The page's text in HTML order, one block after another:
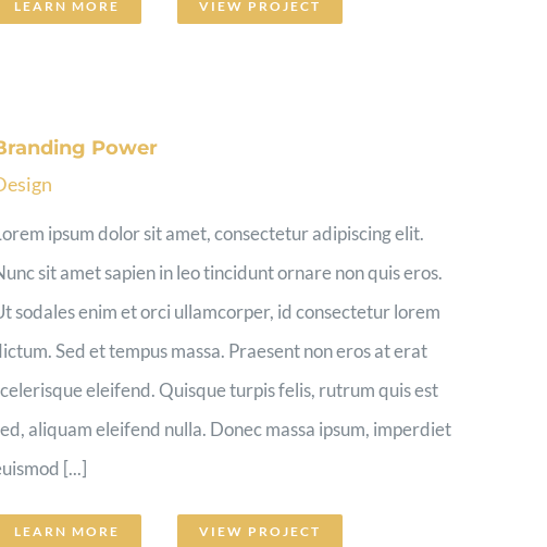
LEARN MORE VIEW PROJECT
Power
ipsum dolor sit amet, consectetur adipiscing elit.
sit amet sapien in leo tincidunt ornare non quis eros.
sodales enim et orci ullamcorper, id consectetur lorem
Sed et tempus massa. Praesent non eros at erat
eleifend. Quisque turpis felis, rutrum quis est
aliquam eleifend nulla. Donec massa ipsum, imperdiet
[...]
LEARN MORE VIEW PROJECT